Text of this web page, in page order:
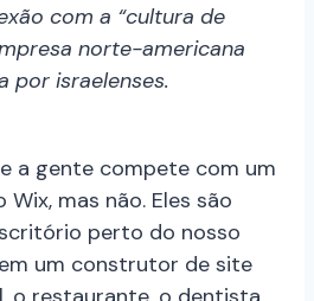
com a “cultura de
norte-americana
por israelenses.
a gente compete com um
mas não. Eles são
perto do nosso
um construtor de site